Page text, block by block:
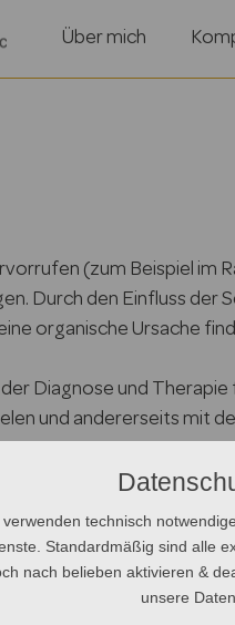
Über mich
(zum Beispiel im
Durch den Einfluss der
organische Ursache
Diagnose und
und andererseits mit
und Bewegungs-
das mit Erlebtem, der
den richtigen
verwenden technisch
Standardmäßig sind alle
nach belieben aktivieren &
unsere